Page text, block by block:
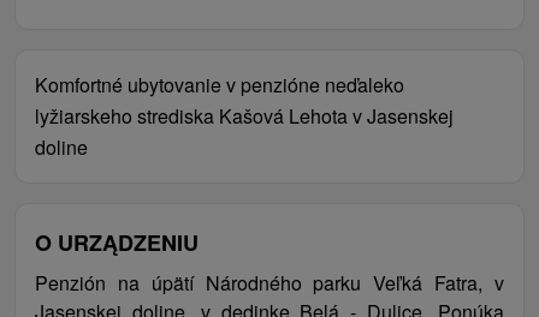
Komfortné ubytovanie v penzióne neďaleko
lyžiarskeho strediska Kašová Lehota v Jasenskej
doline
O URZĄDZENIU
Penzión na úpätí Národného parku Veľká Fatra, v